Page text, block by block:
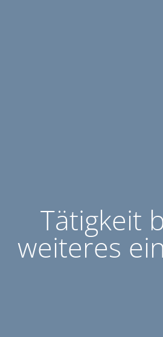
Tätigkeit
weiteres